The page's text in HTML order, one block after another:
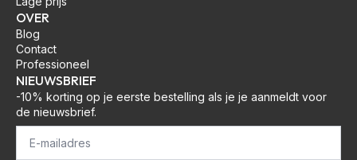
OVER
Blog
Contact
Professioneel
NIEUWSBRIEF
-10% korting op je eerste bestelling als je je aanmeldt voor
de nieuwsbrief.